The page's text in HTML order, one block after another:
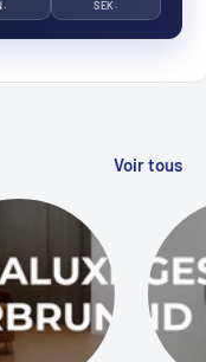
SEK.
Voir tous